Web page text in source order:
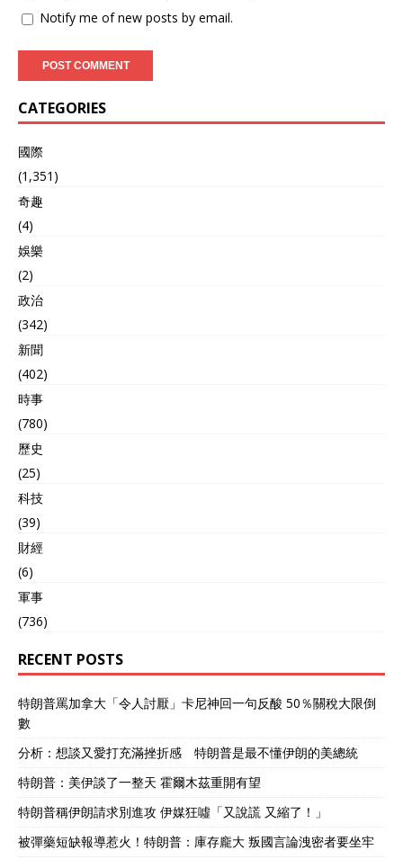
Notify me of new posts by email.
CATEGORIES
國際
(1,351)
奇趣
(4)
娛樂
(2)
政治
(342)
新聞
(402)
時事
(780)
歷史
(25)
科技
(39)
財經
(6)
軍事
(736)
RECENT POSTS
特朗普罵加拿大「令人討厭」卡尼神回一句反酸 50％關稅大限倒
數
分析：想談又愛打充滿挫折感 特朗普是最不懂伊朗的美總統
特朗普：美伊談了一整天 霍爾木茲重開有望
特朗普稱伊朗請求別進攻 伊媒狂噓「又說謊 又縮了！」
被彈藥短缺報導惹火！特朗普：庫存龐大 叛國言論洩密者要坐牢